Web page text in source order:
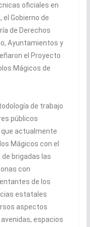
oficiales en
Gobierno de
de Derechos
Ayuntamientos y
el Proyecto
Mágicos de
de trabajo
públicos
actualmente
Mágicos con el
brigadas las
con
de los
estatales
aspectos
espacios